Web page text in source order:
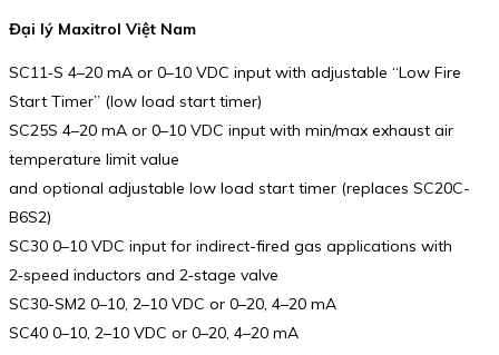
Đại lý Maxitrol Việt Nam
SC11‑S 4–20 mA or 0–10 VDC input with adjustable “Low Fire
Start Timer” (low load start timer)
SC25S 4–20 mA or 0–10 VDC input with min/max exhaust air
temperature limit value
and optional adjustable low load start timer (replaces SC20C-
B6S2)
SC30 0–10 VDC input for indirect-fired gas applications with
2‑speed inductors and 2‑stage valve
SC30-SM2 0–10, 2–10 VDC or 0–20, 4–20 mA
SC40 0–10, 2–10 VDC or 0–20, 4–20 mA